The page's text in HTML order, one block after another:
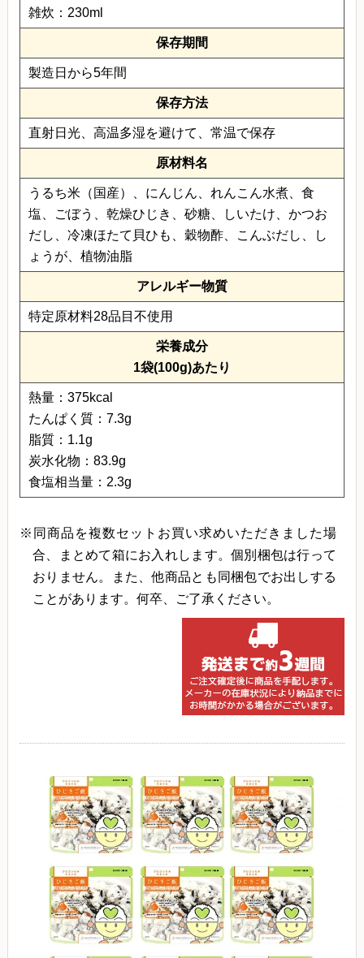
雑炊：230ml
保存期間
製造日から5年間
保存方法
直射日光、高温多湿を避けて、常温で保存
原材料名
うるち米（国産）、にんじん、れんこん水煮、食
塩、ごぼう、乾燥ひじき、砂糖、しいたけ、かつお
だし、冷凍ほたて貝ひも、穀物酢、こんぶだし、し
ょうが、植物油脂
アレルギー物質
特定原材料28品目不使用
栄養成分
1袋(100g)あたり
熱量：375kcal
たんぱく質：7.3g
脂質：1.1g
炭水化物：83.9g
食塩相当量：2.3g
※同商品を複数セットお買い求めいただきました場
合、まとめて箱にお入れします。個別梱包は行って
おりません。また、他商品とも同梱包でお出しする
ことがあります。何卒、ご了承ください。